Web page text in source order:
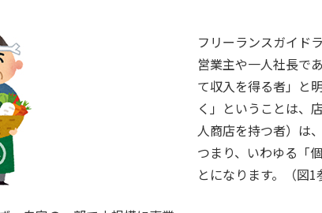
フリーランスガイド
営業主や一人社長で
て収入を得る者」と
く」ということは、
人商店を持つ者）は
つまり、いわゆる「
とになります。（図1